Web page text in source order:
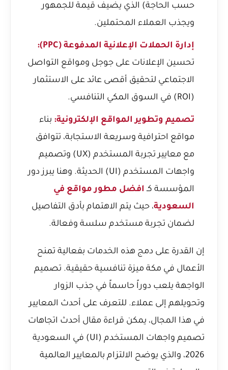
حسب الحاجة) الذي يضيف قيمة للجمهور
ويجذب العملاء المحتملين.
إدارة الحملات الإعلانية المدفوعة (PPC):
تحسين الإعلانات على جوجل ومواقع التواصل
الاجتماعي لتحقيق أقصى عائد على الاستثمار
(ROI) في السوق المكي التنافسي.
تصميم وتطوير المواقع الإلكترونية: بناء
مواقع احترافية وسريعة الاستجابة، تتوافق
مع معايير تجربة المستخدم (UX) وتصميم
واجهات المستخدم (UI) الحديثة. وهنا يبرز دور
المؤسسة كـ افضل مطور مواقع في
السعودية، حيث يتم الاهتمام بأدق التفاصيل
لضمان تجربة مستخدم سلسة وفعالة.
إن القدرة على دمج هذه الخدمات بفعالية تمنح
الأعمال في مكة ميزة تنافسية حقيقية. تصميم
الواجهة يلعب دوراً حاسماً في جذب الزوار
وتحويلهم إلى عملاء. للتعرف على أحدث المعايير
في هذا المجال، يمكن قراءة مقال أحدث اتجاهات
تصميم واجهات المستخدم (UI) في السعودية
2026، والذي يوضح الالتزام بالمعايير العالمية